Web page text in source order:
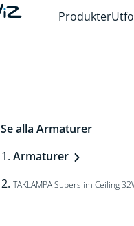
Produkter
Se alla Armaturer
Armaturer
TAKLAMPA Superslim Ceiling